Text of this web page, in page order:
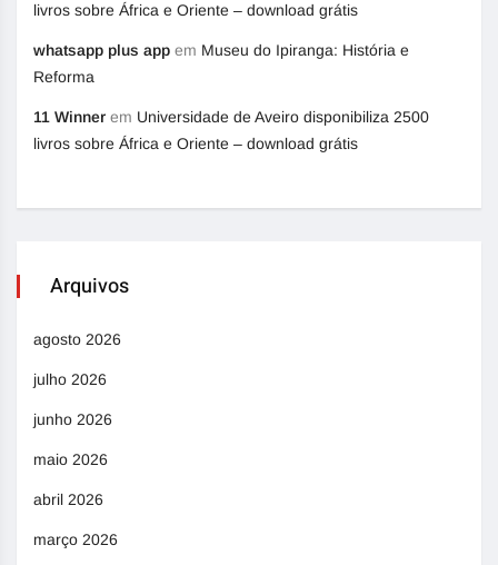
livros sobre África e Oriente – download grátis
whatsapp plus app em Museu do Ipiranga: História e
Reforma
11 Winner em Universidade de Aveiro disponibiliza 2500
livros sobre África e Oriente – download grátis
Arquivos
agosto 2026
julho 2026
junho 2026
maio 2026
abril 2026
março 2026